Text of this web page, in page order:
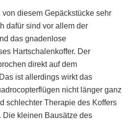
diesem Gepäckstücke sehr
dafür sind vor allem der
das gnadenlose
Hartschalenkoffer. Der
direkt auf dem
ist allerdings wirkt das
nicht länger ganz
schlechter Therapie des Koffers
kleinen Bausätze des